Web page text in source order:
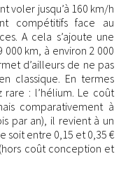
voler jusqu’à 160 km/h
compétitifs face au
A cela s’ajoute une
km, à environ 2 000
d’ailleurs de ne pas
classique. En termes
rare : l’hélium. Le coût
comparativement à
par an), il revient à un
soit entre 0,15 et 0,35 €
coût conception et